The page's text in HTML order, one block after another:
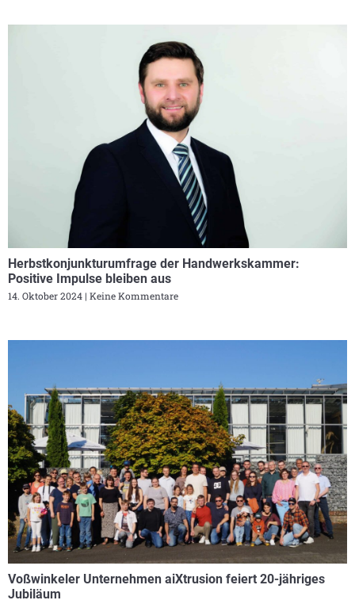
Herbstkonjunkturumfrage der Handwerkskammer:
Positive Impulse bleiben aus
14. Oktober 2024 Keine Kommentare
Voßwinkeler Unternehmen aiXtrusion feiert 20-jähriges
Jubiläum